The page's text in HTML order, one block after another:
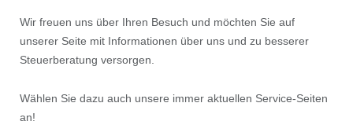
Wir freuen uns über Ihren Besuch und möchten Sie auf
unserer Seite mit Informationen über uns und zu besserer
Steuerberatung versorgen.
Wählen Sie dazu auch unsere immer aktuellen Service-Seiten
an!